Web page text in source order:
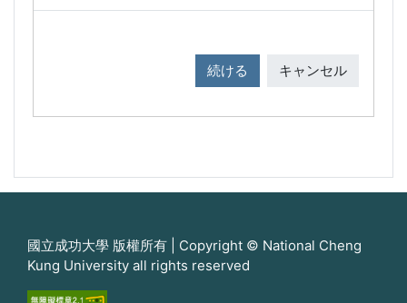
続ける キャンセル
國立成功大學 版權所有 | Copyright © National Cheng
Kung University all rights reserved